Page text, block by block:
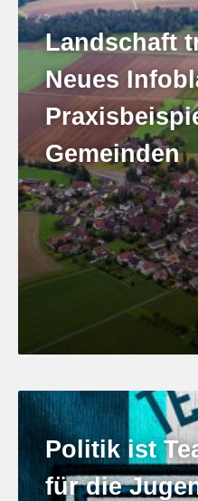
Landschaft
Neues
Gemeinden
Politik ist
für die